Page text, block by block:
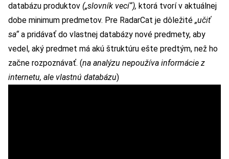
databázu produktov („slovník vecí“), ktorá tvorí v aktuálnej
dobe minimum predmetov. Pre RadarCat je dôležité „učiť
sa“a pridávať do vlastnej databázy nové predmety, aby
vedel, aký predmet má akú štruktúru ešte predtým, než ho
začne rozpoznávať. (na analýzu nepoužíva informácie z
internetu, ale vlastnú databázu)